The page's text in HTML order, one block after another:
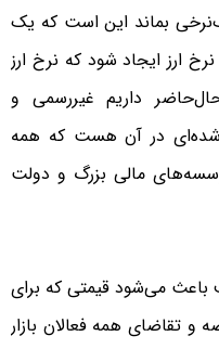
بماند این است که یک
ارز ایجاد شود که نرخ ارز
داریم غیررسمی و
در آن هست که همه
مالی بزرگ و دولت
باعث می‌شود قیمتی که برای
تقاضای همه فعالان بازار